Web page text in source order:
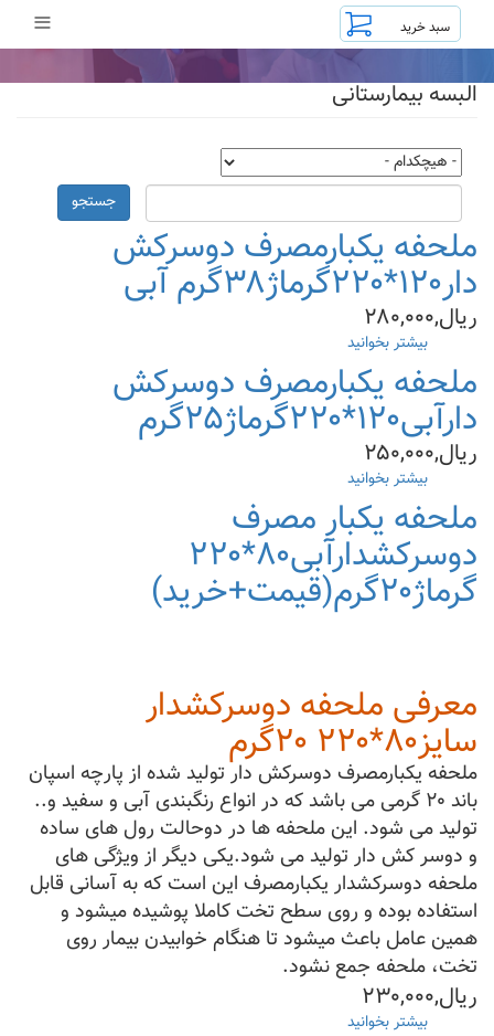
محتوای
≡
البسه بیمارستانی
جستجو
ملحفه یکبارمصرف دوسرکش
دار۱۲۰*۲۲۰گرماژ۳۸گرم آبی
ریال,۲۸۰,۰۰۰
بیشتر بخوانید
ملحفه
یکبارمصرف
دوسرکش
دار۱۲۰*۲۲۰گرماژ۳۸گرم
ملحفه یکبارمصرف دوسرکش
دارآبی۱۲۰*۲۲۰گرماژ۲۵گرم
ریال,۲۵۰,۰۰۰
بیشتر بخوانید
ملحفه
یکبارمصرف
دوسرکش
دارآبی۱۲۰*۲۲۰گرماژ۲۵گرم
ملحفه یکبار مصرف
دوسرکشدارآبی۸۰*۲۲۰
گرماژ۲۰گرم(قیمت+خرید)
معرفی ملحفه دوسرکشدار
سایز۸۰*۲۲۰ ۲۰گرم
ملحفه یکبارمصرف دوسرکش دار تولید شده از پارچه اسپان
باند ۲۰ گرمی می باشد که در انواع رنگبندی آبی و سفید و..
تولید می شود. این ملحفه ها در دوحالت رول های ساده
و دوسر کش دار تولید می شود.یکی دیگر از ویژگی های
ملحفه دوسرکشدار یکبارمصرف این است که به آسانی قابل
استفاده بوده و روی سطح تخت کاملا پوشیده میشود و
همین عامل باعث میشود تا هنگام خوابیدن بیمار روی
تخت، ملحفه جمع نشود.
ریال,۲۳۰,۰۰۰
بیشتر بخوانید